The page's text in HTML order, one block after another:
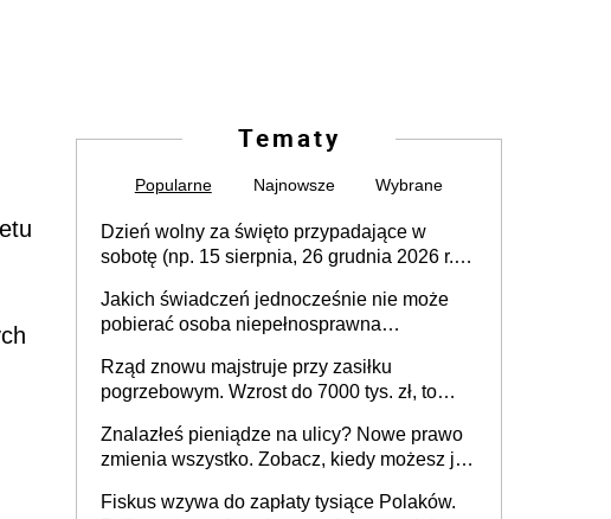
Tematy
Popularne Najnowsze Wybrane
Dzień wolny za święto przypadające w
sobotę (np. 15 sierpnia, 26 grudnia 2026 r.) –
pracodawcy (sektor prywatny i administracja
publiczna), najczęstsze pytania
Jakich świadczeń jednocześnie nie może
pobierać osoba niepełnosprawna
Rząd znowu majstruje przy zasiłku
pogrzebowym. Wzrost do 7000 tys. zł, to
Znalazłeś pieniądze na ulicy? Nowe prawo
zmienia wszystko. Zobacz, kiedy możesz je
Fiskus wzywa do zapłaty tysiące Polaków.